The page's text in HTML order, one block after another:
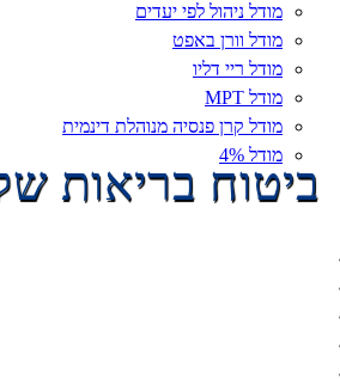
מודל ניהול לפי יעדים
מודל וורן באפט
מודל ריי דליו
מודל MPT
מודל קרן פנסיה מנוהלת דינמית
מודל 4%
ביטוח בריאות